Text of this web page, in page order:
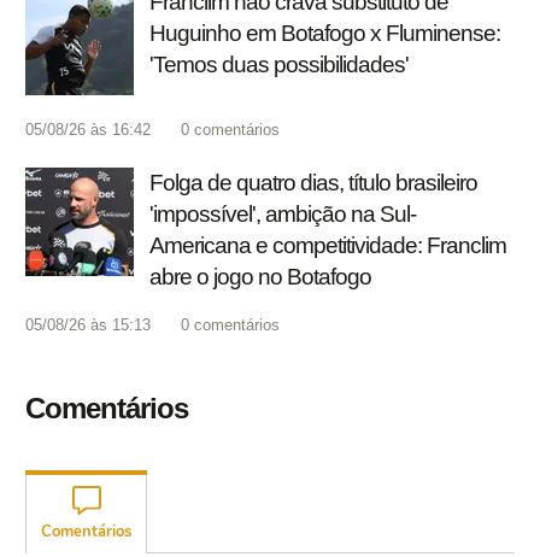
Huguinho em Botafogo x Fluminense:
'Temos duas possibilidades'
05/08/26 às 16:42 0 comentários
Folga de quatro dias, título brasileiro
'impossível', ambição na Sul-
Americana e competitividade: Franclim
abre o jogo no Botafogo
05/08/26 às 15:13 0 comentários
Comentários